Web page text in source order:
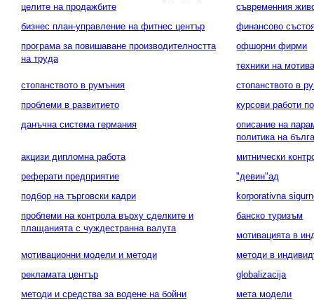
целите на продажбите
съвременния
бизнес план-управление на фитнес център
финансово
програма за повишаване производителността
на труда
офшорни фирми
техники на
стопанството в румъния
стопанството в
проблеми в развитието
курсови работи
данъчна система германия
описание на
политика на
акцизи дипломна работа
митнически
реферати предприятие
"девин"ад
подбор на търговски кадри
korporativna
проблеми на контрола върху сделките и
плащанията с чуждестранна валута
банско туризъм
мотивацията в
мотивационни модели и методи
методи в
рекламата център
globalizacija
методи и средства за водене на бойни
мета модели